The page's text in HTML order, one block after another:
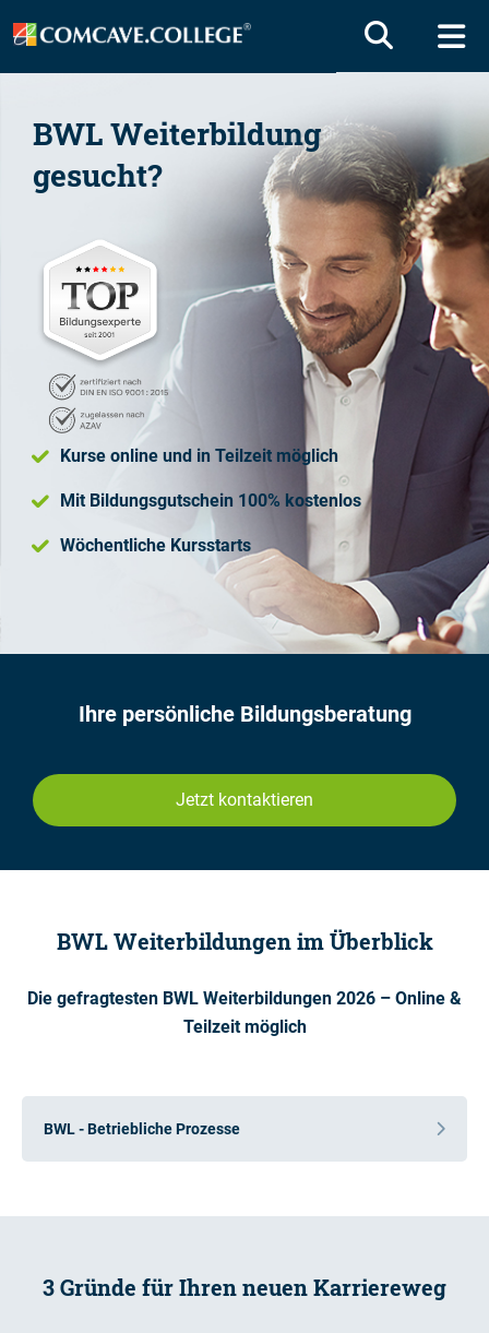
BWL Weiterbildung
gesucht?
Kurse online und in Teilzeit möglich
Mit Bildungsgutschein 100% kostenlos
Wöchentliche Kursstarts
Ihre persönliche Bildungsberatung
Jetzt kontaktieren
BWL Weiterbildungen im Überblick
Die gefragtesten BWL Weiterbildungen 2026 – Online &
Teilzeit möglich
BWL - Betriebliche Prozesse
3 Gründe für Ihren neuen Karriereweg